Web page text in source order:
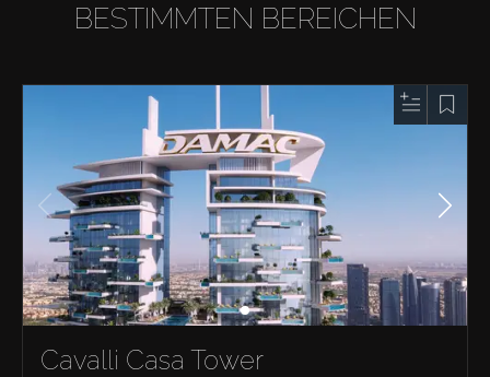
BESTIMMTEN BEREICHEN
Cavalli Casa Tower